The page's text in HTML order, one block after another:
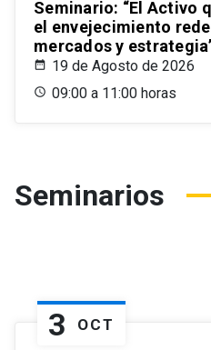
Seminario: “El Activo
el envejecimiento
mercados y
19 de Agosto de 2026
09:00 a 11:00 horas
Seminarios
3 OCT